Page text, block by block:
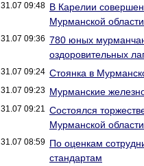
31.07 09:48 В Карелии
Мурманской области
31.07 09:36 780 юных
оздоровительных
31.07 09:24 Стоянка в
31.07 09:23 Мурманские
31.07 09:21 Cостоялся
Мурманской области
31.07 08:59 По оценкам
стандартам